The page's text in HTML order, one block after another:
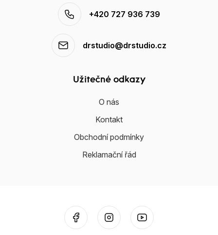
+420 727 936 739
drstudio@drstudio.cz
Užitečné odkazy
O nás
Kontakt
Obchodní podmínky
Reklamační řád